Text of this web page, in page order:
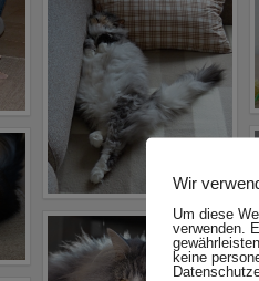
Wir
Um diese
verwenden.
keine